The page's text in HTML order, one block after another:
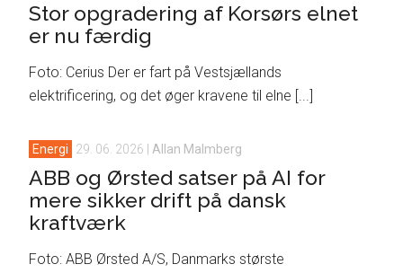
Stor opgradering af Korsørs elnet
er nu færdig
Foto: Cerius Der er fart på Vestsjællands
elektrificering, og det øger kravene til elne [...]
Energi 29. 06. 2026 Allan Malmberg
ABB og Ørsted satser på AI for
mere sikker drift på dansk
kraftværk
Foto: ABB Ørsted A/S, Danmarks største